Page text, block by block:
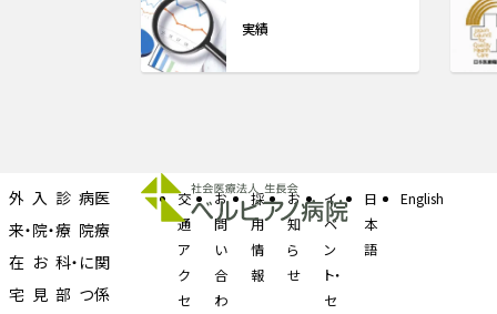
実績
外
来・
在
宅
入
院・
お
見
診
療
科・
部
病
院
に
つ
医
療
関
係
交
通
ア
ク
セ
お
問
い
合
わ
採
用
情
報
お
知
ら
せ
イ
ベ
ン
ト・
セ
日
本
語
English